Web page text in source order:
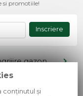
si promotiile!
Inscriere
gazon
de plata
conținutul și